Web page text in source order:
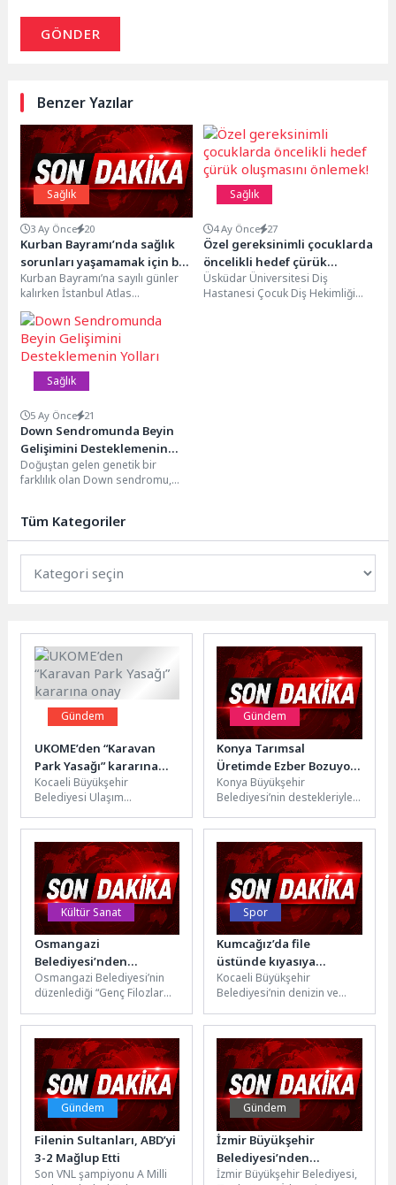
GÖNDER
Benzer Yazılar
Sağlık
3 Ay Önce 20
Kurban Bayramı’nda sağlık
sorunları yaşamamak için bu
tavsiyelere dikkat
Kurban Bayramı’na sayılı günler
kalırken İstanbul Atlas
Üniversitesi, Beslenme ve
Diyetetik Bölümü Dr. Öğr. Üyesi...
Sağlık
4 Ay Önce 27
Özel gereksinimli çocuklarda
öncelikli hedef çürük
oluşmasını önlemek!
Üsküdar Üniversitesi Diş
Hastanesi Çocuk Diş Hekimliği
Sağlık
5 Ay Önce 21
Down Sendromunda Beyin
Gelişimini Desteklemenin
Yolları
Doğuştan gelen genetik bir
farklılık olan Down sendromu,
Tüm Kategoriler
Gündem
UKOME’den “Karavan
Park Yasağı” kararına
onay
Kocaeli Büyükşehir
Belediyesi Ulaşım
(UKOME) kararıyla Kocaeli
genelinde belirlenen
karavan otoparkları dışında
kalan...
Gündem
Konya Tarımsal
Üretimde Ezber Bozuyor;
Geleneksel Üretimden
Ahududuya
Konya Büyükşehir
Belediyesi’nin destekleriyle
kuraklığa dayanıklı türlere
kadar birçok farklı ürünün
yetiştirilmeye başlandığı...
Kültür Sanat
Osmangazi
Belediyesi’nden
Gençlere Eleştirel
Düşünce Atölyesi
Osmangazi Belediyesi’nin
düzenlediği “Genç Filozlar
gençler, bilgi kirliliği ve
manipülatif söylemler
karşısında doğruyu...
Spor
Kumcağız’da file
üstünde kıyasıya
rekabet
Kocaeli Büyükşehir
Belediyesi’nin denizin ve
Sahili’nde düzenlediği
‘Herkes İçin Spor Plaj
Voleybolu...
Gündem
Filenin Sultanları, ABD’yi
3-2 Mağlup Etti
Son VNL şampiyonu A Milli
Gündem
İzmir Büyükşehir
Belediyesi’nden
Mavişehir’deki satışa
İzmir Büyükşehir Belediyesi,